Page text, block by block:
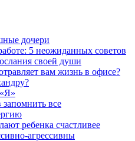
дочери
5 неожиданных советов
своей души
вам жизнь в офисе?
все
ребенка счастливее
агрессивны